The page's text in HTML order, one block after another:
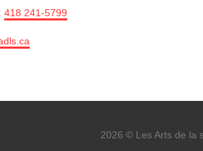
418 241-5799
2026 © Les Arts de la